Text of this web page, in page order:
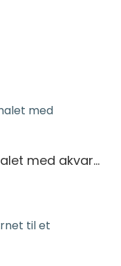
Tapet - Farverige prikker malet med akvarel